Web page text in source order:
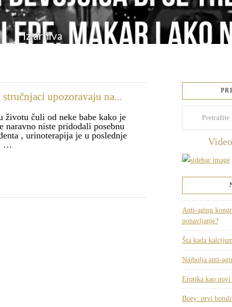
Iz arhiva
upozoravaju na...
životu čuli od neke babe kako je
niste pridodali posebnu
, urinoterapija je u poslednje
…
Anti-aging
ponavljanje?
Šta kada
Najbolja anti-
Erotika kao novi
Boey: prvi